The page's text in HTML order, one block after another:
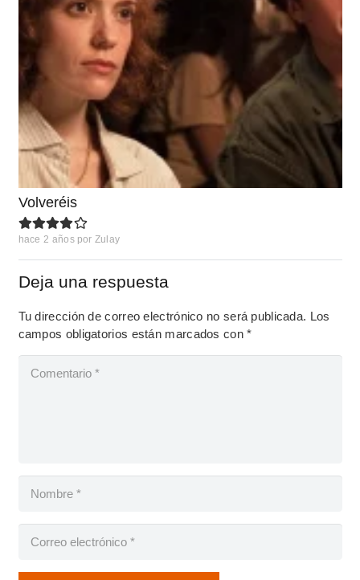
Volveréis
hace 2 años por Zulay
Deja una respuesta
Tu dirección de correo electrónico no será publicada. Los
campos obligatorios están marcados con*